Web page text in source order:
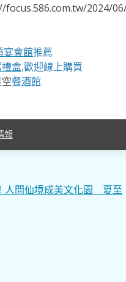
focus.586.com.tw/2024/
宴會館推薦
禮盒,歡迎線上購買
餐酒館
報
人間仙境成美文化園 夏至